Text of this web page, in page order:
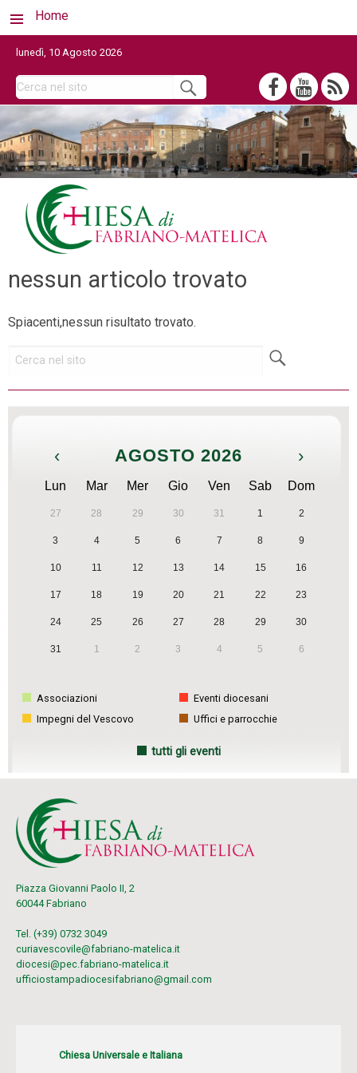
Home
lunedì, 10 Agosto 2026
nessun articolo trovato
Spiacenti,nessun risultato trovato.
‹ AGOSTO 2026 ›
Lun Mar Mer Gio Ven Sab Dom
27 28 29 30 31 1 2
3 4 5 6 7 8 9
10 11 12 13 14 15 16
17 18 19 20 21 22 23
24 25 26 27 28 29 30
31 1 2 3 4 5 6
Associazioni
Eventi diocesani
Impegni del Vescovo
Uffici e parrocchie
tutti gli eventi
Piazza Giovanni Paolo II, 2
60044 Fabriano
Tel. (+39) 0732 3049
curiavescovile@fabriano-matelica.it
diocesi@pec.fabriano-matelica.it
ufficiostampadiocesifabriano@gmail.com
Chiesa Universale e Italiana